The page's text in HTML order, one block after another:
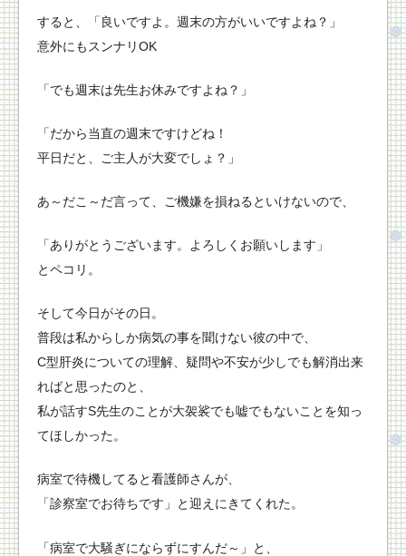
すると、「良いですよ。週末の方がいいですよね？」
意外にもスンナリOK
「でも週末は先生お休みですよね？」
「だから当直の週末ですけどね！
平日だと、ご主人が大変でしょ？」
あ～だこ～だ言って、ご機嫌を損ねるといけないので、
「ありがとうございます。よろしくお願いします」
とペコリ。
そして今日がその日。
普段は私からしか病気の事を聞けない彼の中で、
C型肝炎についての理解、疑問や不安が少しでも解消出来
ればと思ったのと、
私が話すS先生のことが大袈裟でも嘘でもないことを知っ
てほしかった。
病室で待機してると看護師さんが、
「診察室でお待ちです」と迎えにきてくれた。
「病室で大騒ぎにならずにすんだ～」と、